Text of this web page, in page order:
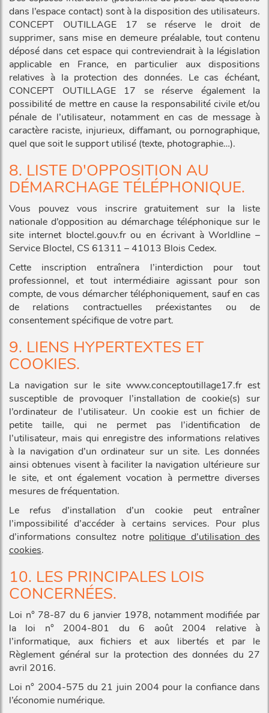
dans l’espace contact) sont à la disposition des utilisateurs.
CONCEPT OUTILLAGE 17 se réserve le droit de
supprimer, sans mise en demeure préalable, tout contenu
déposé dans cet espace qui contreviendrait à la législation
applicable en France, en particulier aux dispositions
relatives à la protection des données. Le cas échéant,
CONCEPT OUTILLAGE 17 se réserve également la
possibilité de mettre en cause la responsabilité civile et/ou
pénale de l’utilisateur, notamment en cas de message à
caractère raciste, injurieux, diffamant, ou pornographique,
quel que soit le support utilisé (texte, photographie…).
8. LISTE D'OPPOSITION AU
DÉMARCHAGE TÉLÉPHONIQUE.
Vous pouvez vous inscrire gratuitement sur la liste
nationale d’opposition au démarchage téléphonique sur le
site internet bloctel.gouv.fr ou en écrivant à Worldline –
Service Bloctel, CS 61311 – 41013 Blois Cedex.
Cette inscription entraînera l’interdiction pour tout
professionnel, et tout intermédiaire agissant pour son
compte, de vous démarcher téléphoniquement, sauf en cas
de relations contractuelles préexistantes ou de
consentement spécifique de votre part.
9. LIENS HYPERTEXTES ET
COOKIES.
La navigation sur le site www.conceptoutillage17.fr est
susceptible de provoquer l’installation de cookie(s) sur
l’ordinateur de l’utilisateur. Un cookie est un fichier de
petite taille, qui ne permet pas l’identification de
l’utilisateur, mais qui enregistre des informations relatives
à la navigation d’un ordinateur sur un site. Les données
ainsi obtenues visent à faciliter la navigation ultérieure sur
le site, et ont également vocation à permettre diverses
mesures de fréquentation.
Le refus d’installation d’un cookie peut entraîner
l’impossibilité d’accéder à certains services. Pour plus
d’informations consultez notre politique d’utilisation des
cookies.
10. LES PRINCIPALES LOIS
CONCERNÉES.
Loi n° 78-87 du 6 janvier 1978, notamment modifiée par
la loi n° 2004-801 du 6 août 2004 relative à
l’informatique, aux fichiers et aux libertés et par le
Règlement général sur la protection des données du 27
avril 2016.
Loi n° 2004-575 du 21 juin 2004 pour la confiance dans
l’économie numérique.